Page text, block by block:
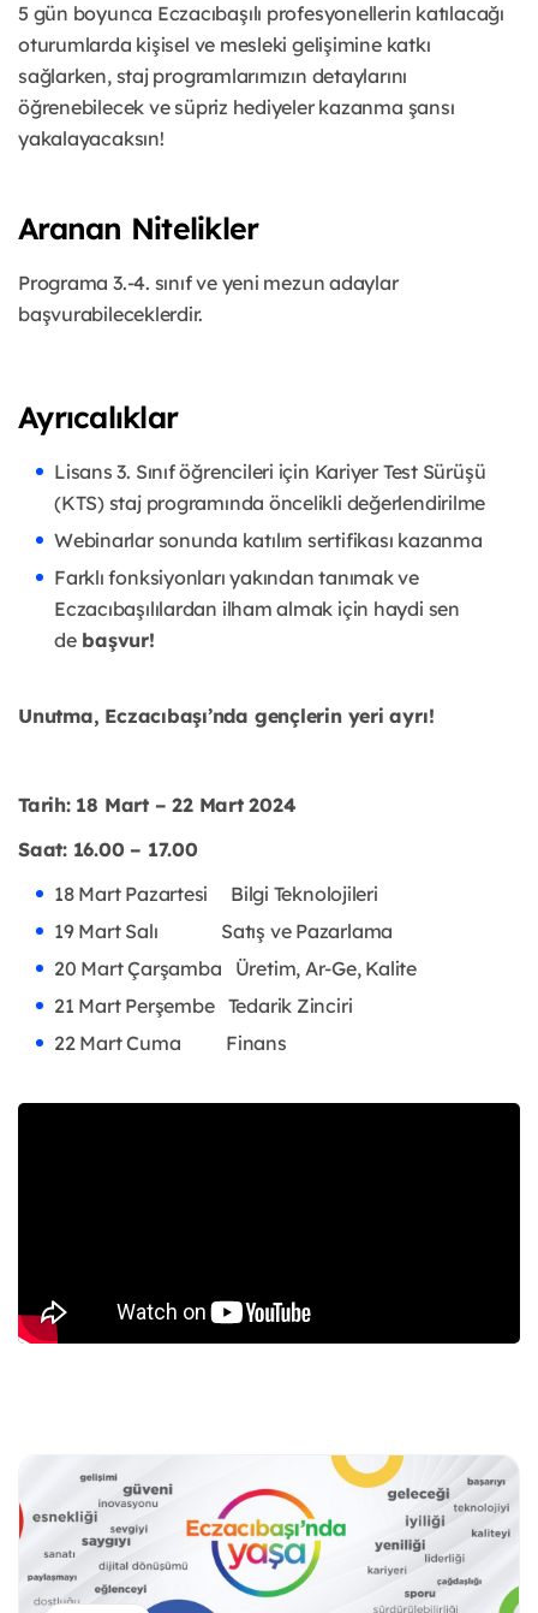
5 gün boyunca Eczacıbaşılı profesyonellerin katılacağı
oturumlarda kişisel ve mesleki gelişimine katkı
sağlarken, staj programlarımızın detaylarını
öğrenebilecek ve süpriz hediyeler kazanma şansı
yakalayacaksın!
Aranan Nitelikler
Programa 3.-4. sınıf ve yeni mezun adaylar
başvurabileceklerdir.
Ayrıcalıklar
Lisans 3. Sınıf öğrencileri için Kariyer Test Sürüşü
(KTS) staj programında öncelikli değerlendirilme
Webinarlar sonunda katılım sertifikası kazanma
Farklı fonksiyonları yakından tanımak ve
Eczacıbaşılılardan ilham almak için haydi sen
debaşvur!
Unutma, Eczacıbaşı’nda gençlerin yeri ayrı!
Tarih: 18 Mart – 22 Mart 2024
Saat: 16.00 – 17.00
18 Mart Pazartesi Bilgi Teknolojileri
19 Mart Salı Satış ve Pazarlama
20 Mart Çarşamba Üretim, Ar-Ge, Kalite
21 Mart Perşembe Tedarik Zinciri
22 Mart Cuma Finans